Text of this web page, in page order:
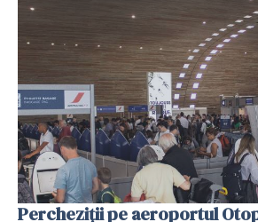
Percheziții pe aeroportul